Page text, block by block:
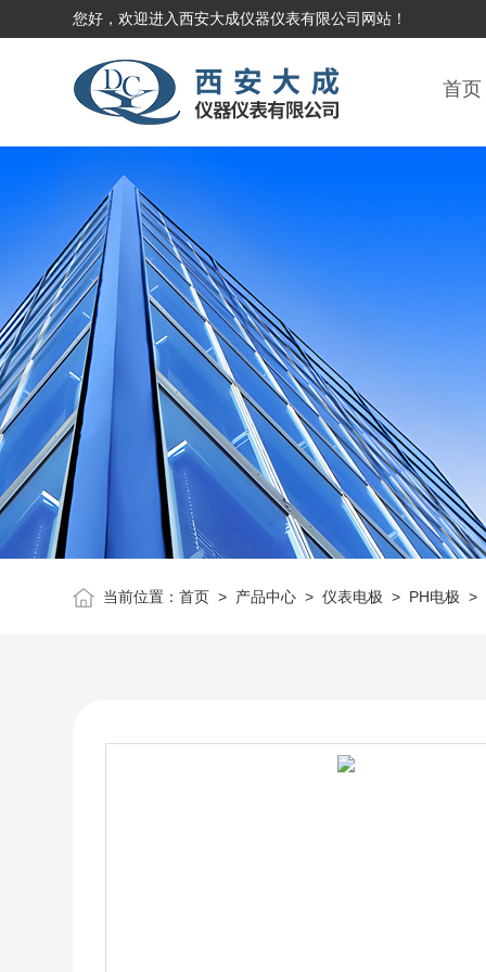
您好，欢迎进入西安大成仪器仪表有限公司网站！
首页
当前位置：首页 > 产品中心 >仪表电极 > PH电极 >